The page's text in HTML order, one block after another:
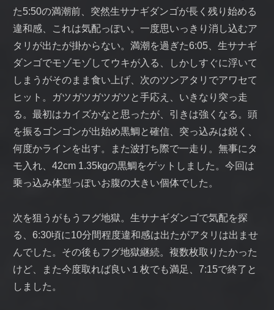
た5:50の満潮前、突然生サナギダンゴが長く残り始める
違和感、これは気配っぽい。一度思いっきり消し込むア
タリが出たが掛からない。満潮を過ぎた6:05、生サナギ
ダンゴでモゾモゾしてウキが入る、しかしすぐに浮いて
しまうがそのまま食い上げ、次のツンアタリでアワセて
ヒット。ガツガツガツガツと手応え、いきなり突っ走
る。最初はカイズかなと思ったが、引きは強くなる。頭
を振るゴンゴンが出始め黒鯛と確信、突っ込みは鋭く、
何度かラインを出す。また波打ち際で一走り。無事にタ
モ入れ、42cm 1.35kgの黒鯛をゲットしました。今回は
乗っ込み体型っぽいお腹の大きい個体でした。
次を狙うがもうフグ地獄。生サナギダンゴで気配を探
る、6:30頃に10分間程度違和感は出たがアタリは出ませ
んでした。その後もフグ地獄継続。複数枚取りたかった
けど、また今度取れば良い１枚でも満足、7:15で終了と
しました。